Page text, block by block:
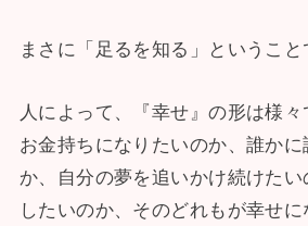
まさに「足るを知る」ということ
人によって、『幸せ』の形は様々
お金持ちになりたいのか、誰か
か、自分の夢を追いかけ続けた
したいのか、そのどれもが幸せ